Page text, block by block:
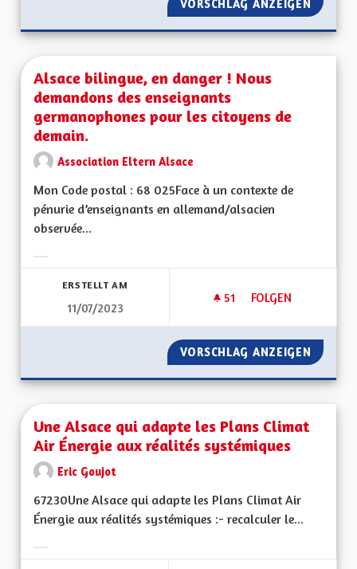
VORSCHLAG ANZEIGEN
Alsace bilingue, en danger ! Nous
demandons des enseignants
germanophones pour les citoyens de
demain.
Association Eltern Alsace
Mon Code postal : 68 025Face à un contexte de
pénurie d’enseignants en allemand/alsacien
observée...
ERSTELLT AM
11/07/2023
51 51 FOLLOWER
FOLGEN
ALSACE
VORSCHLAG ANZEIGEN
Une Alsace qui adapte les Plans Climat
Air Énergie aux réalités systémiques
Eric Goujot
67230Une Alsace qui adapte les Plans Climat Air
Énergie aux réalités systémiques :- recalculer le...